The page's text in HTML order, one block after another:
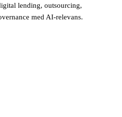
lending, outsourcing,
med AI-relevans.